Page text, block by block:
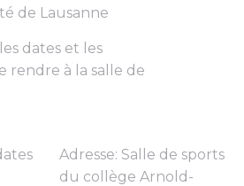
de Lausanne
dates et les
rendre à la salle de
Adresse: Salle de sports
du collège Arnold-